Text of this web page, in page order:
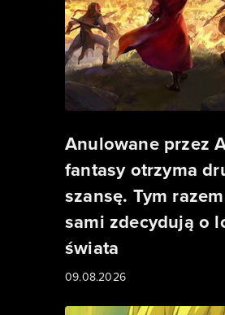
Anulowane przez
fantasy otrzyma
szansę. Tym
sami zdecydują o
świata
09.08.2026